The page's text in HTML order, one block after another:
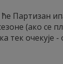
Партизан
(ако се
тек очекује -